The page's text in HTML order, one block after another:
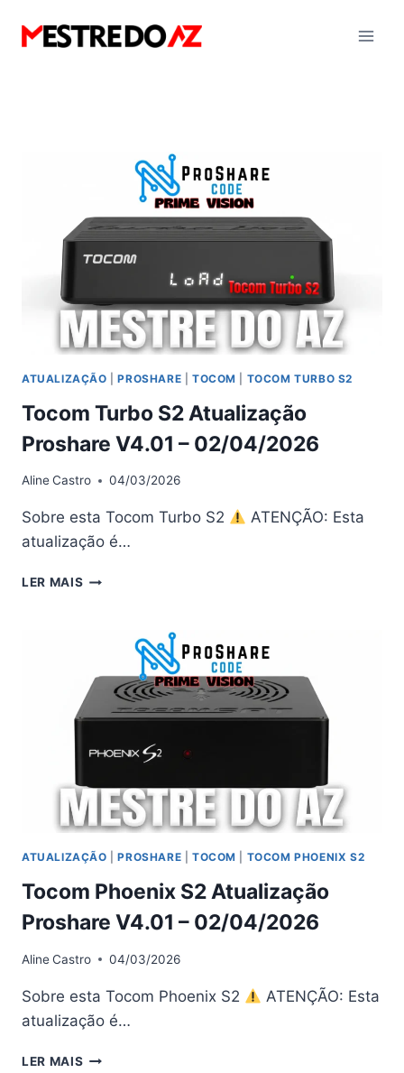
para
ATUALIZAÇÃO |PROSHARE TOCOM TOCOM TURBO S2
Tocom Turbo S2 Atualização
Proshare V4.01 – 02/04/2026
AlineCastro 04/03/2026
Sobre esta Tocom Turbo S2
ATENÇÃO: Esta
atualização é…
LER MAIS TOCOM
ATUALIZAÇÃO
PROSHARE
V4.01
–
02/04/2026
ATUALIZAÇÃO |PROSHARE TOCOM TOCOM PHOENIX S2
Tocom Phoenix S2 Atualização
Proshare V4.01 – 02/04/2026
AlineCastro 04/03/2026
Sobre esta Tocom Phoenix S2
ATENÇÃO: Esta
atualização é…
LER MAIS TOCOM